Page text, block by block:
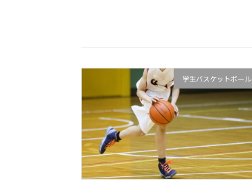
学生バスケットボール